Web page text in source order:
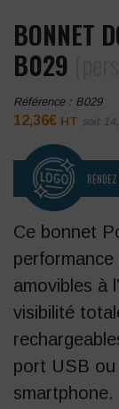
BONNET
B029
Référence : B029
12,36€ HT soit
Ce bonnet
amovibles à
visibilité
port USB ou